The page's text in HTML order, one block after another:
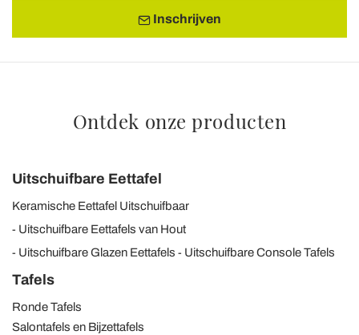
Inschrijven
Ontdek onze producten
Uitschuifbare Eettafel
Keramische Eettafel Uitschuifbaar
Uitschuifbare Eettafels van Hout
Uitschuifbare Glazen Eettafels
Uitschuifbare Console Tafels
Tafels
Ronde Tafels
Salontafels en Bijzettafels